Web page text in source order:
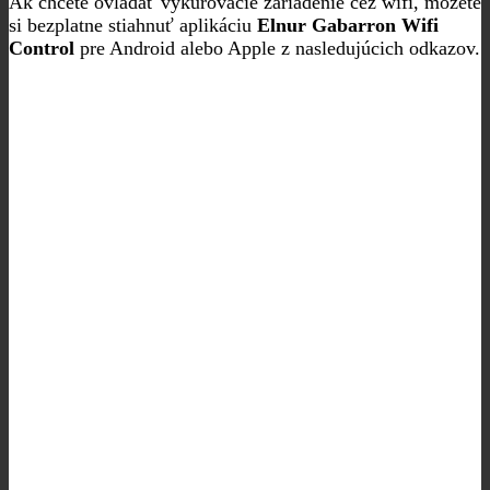
si bezplatne stiahnuť aplikáciu Elnur Gabarron Wifi
Control pre Android alebo Apple z nasledujúcich odkazov.